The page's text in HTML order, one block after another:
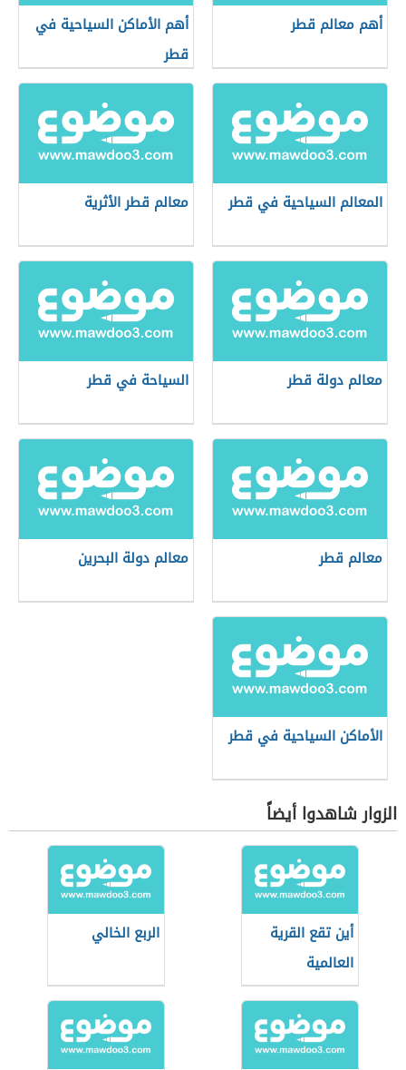
أهم معالم قطر
أهم الأماكن السياحية في
قطر
المعالم السياحية في قطر معالم قطر الأثرية
معالم دولة قطر السياحة في قطر
معالم قطر معالم دولة البحرين
الأماكن السياحية في قطر
الزوار شاهدوا أيضاً
أين تقع القرية
العالمية
الربع الخالي